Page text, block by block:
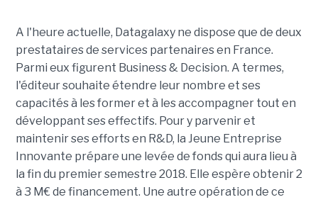
A l'heure actuelle, Datagalaxy ne dispose que de deux
prestataires de services partenaires en France.
Parmi eux figurent Business & Decision. A termes,
l'éditeur souhaite étendre leur nombre et ses
capacités à les former et à les accompagner tout en
développant ses effectifs. Pour y parvenir et
maintenir ses efforts en R&D, la Jeune Entreprise
Innovante prépare une levée de fonds qui aura lieu à
la fin du premier semestre 2018. Elle espère obtenir 2
à 3 M€ de financement. Une autre opération de ce